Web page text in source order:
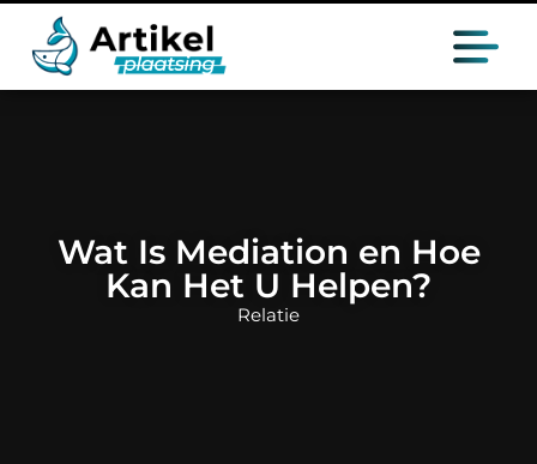
Wat Is Mediation en Hoe
Kan Het U Helpen?
Relatie